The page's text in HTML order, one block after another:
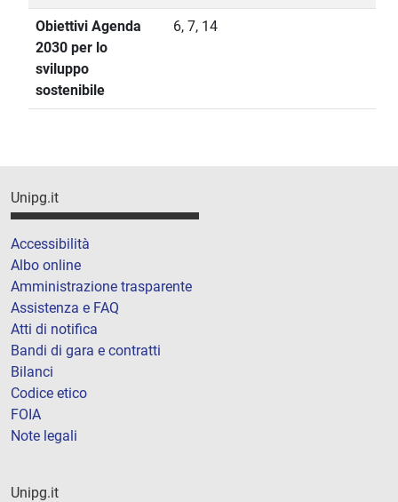
Obiettivi Agenda
2030 per lo
sviluppo
sostenibile
6, 7, 14
Unipg.it
Accessibilità
Albo online
Amministrazione trasparente
Assistenza e FAQ
Atti di notifica
Bandi di gara e contratti
Bilanci
Codice etico
FOIA
Note legali
Unipg.it